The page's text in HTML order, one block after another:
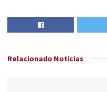
Relacionado Noticias